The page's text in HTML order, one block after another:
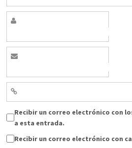
Recibir un correo electrónico con
a esta entrada.
Recibir un correo electrónico con